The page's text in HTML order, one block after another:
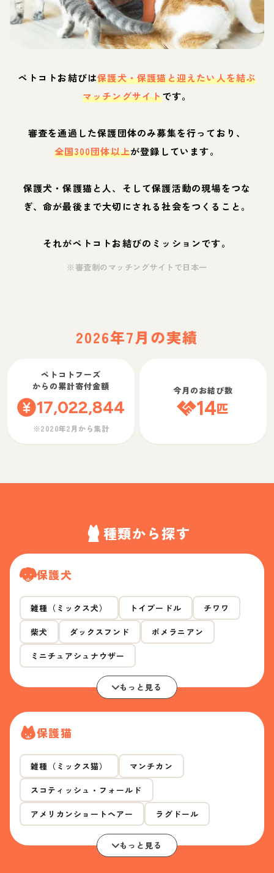
ペトコトお結びは保護犬・保護猫と迎えたい人を結ぶ
マッチングサイトです。
審査を通過した保護団体のみ募集を行っており、
全国300団体以上が登録しています。
保護犬・保護猫と人、そして保護活動の現場をつな
ぎ、命が最後まで大切にされる社会をつくること。
それがペトコトお結びのミッションです。
※審査制のマッチングサイトで日本一
2026年7月の実績
ペトコトフーズ
からの累計寄付金額
17,022,844
※2020年2月から集計
今月のお結び数
14匹
種類から探す
保護犬
雑種（ミックス犬） トイプードル チワワ
柴犬 ダックスフンド ポメラニアン
ミニチュアシュナウザー
もっと見る
保護猫
雑種（ミックス猫） マンチカン
スコティッシュ・フォールド
アメリカンショートヘアー ラグドール
もっと見る